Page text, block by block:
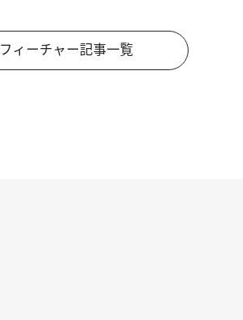
フィーチャー記事一覧